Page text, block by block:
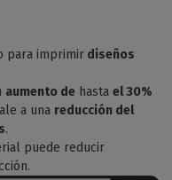
para imprimir diseños
aumento de hasta el 30%
a una reducción del
.
puede reducir